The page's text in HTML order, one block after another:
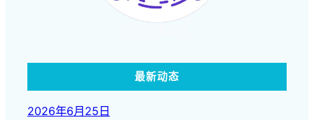
最新动态
2026年6月25日